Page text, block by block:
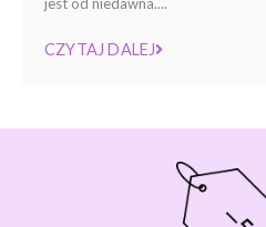
CZYTAJ DALEJ